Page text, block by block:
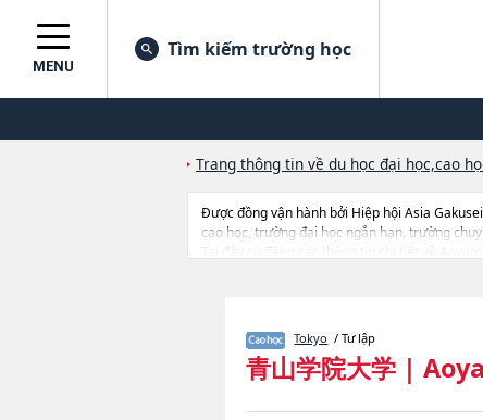
MENU
Tìm kiếm trường học
Trang thông tin về du học đại học,cao
Được đồng vận hành bởi Hiệp hội Asia
cao học, trường đại học ngắn hạn, trường
Tại đây có đăng các thông tin chi tiết về
StudieshoặcGraduate School of Social
trang thiết bị, hướng dẫn địa điểm v.v...
Tokyo / Tư lập
青山学院大学 |